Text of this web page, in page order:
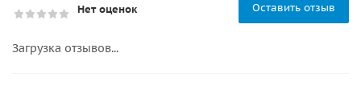
Нет оценок Оставить отзыв
Загрузка отзывов...